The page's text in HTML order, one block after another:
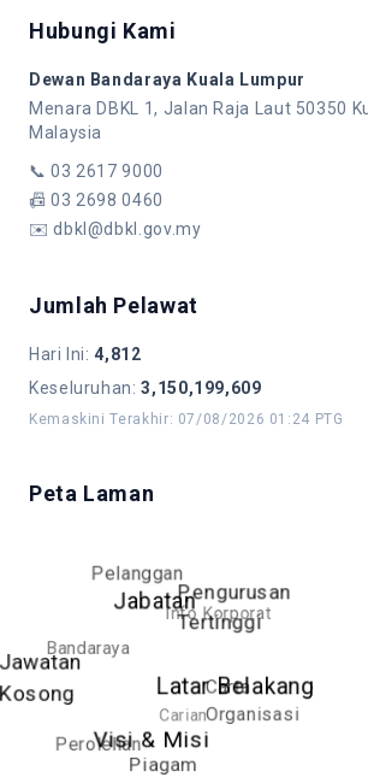
Hubungi Kami
Dewan Bandaraya Kuala Lumpur
Menara DBKL 1, Jalan Raja Laut 50350
Malaysia
📞03 2617 9000
📠03 2698 0460
✉️dbkl@dbkl.gov.my
Jumlah Pelawat
Hari Ini:4,812
Keseluruhan:3,150,199,609
Kemaskini Terakhir: 07/08/2026 01:24 PTG
Peta Laman
Latar Belakang
Visi & Misi
Piagam
Carta
Organisasi
Pengurusan
Tertinggi
Jabatan
Jawatan
Kosong
Perolehan
Carian
Info Korporat
Pelanggan
Bandaraya